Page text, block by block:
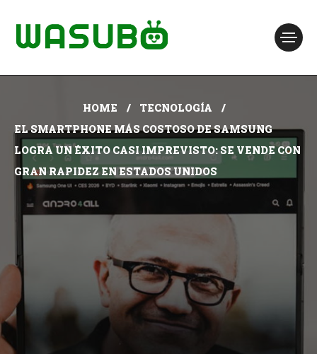
HOME
TECNOLOGÍA
EL SMARTPHONE MÁS COSTOSO DE SAMSUNG
LOGRA UN ÉXITO CASI IMPREVISTO: SE VENDE CON
GRAN RAPIDEZ EN ESTADOS UNIDOS